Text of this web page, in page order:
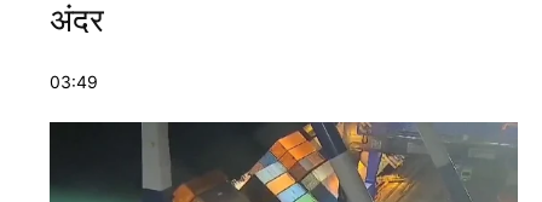
अंदर
03:49